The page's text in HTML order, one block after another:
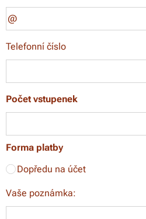
Telefonní číslo
Počet vstupenek
Forma platby
Dopředu na účet
Vaše poznámka: